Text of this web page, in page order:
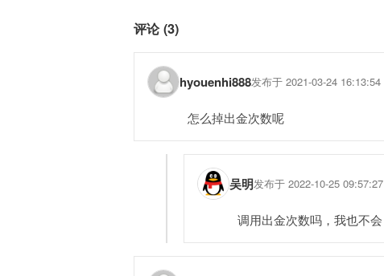
评论 (3)
hyouenhi888发布于 2021-03-24 16:13:54
怎么掉出金次数呢
吴明发布于 2022-10-25 09:57:27
调用出金次数吗，我也不会